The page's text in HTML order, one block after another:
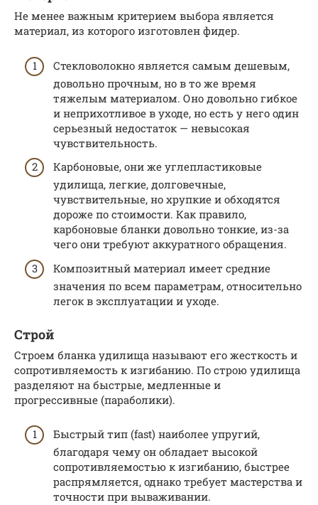
Не менее важным критерием выбора является
материал, из которого изготовлен фидер.
Стекловолокно является самым дешевым,
довольно прочным, но в то же время
тяжелым материалом. Оно довольно гибкое
и неприхотливое в уходе, но есть у него один
серьезный недостаток — невысокая
чувствительность.
Карбоновые, они же углепластиковые
удилища, легкие, долговечные,
чувствительные, но хрупкие и обходятся
дороже по стоимости. Как правило,
карбоновые бланки довольно тонкие, из-за
чего они требуют аккуратного обращения.
Композитный материал имеет средние
значения по всем параметрам, относительно
легок в эксплуатации и уходе.
Строй
Строем бланка удилища называют его жесткость и
сопротивляемость к изгибанию. По строю удилища
разделяют на быстрые, медленные и
прогрессивные (параболики).
Быстрый тип (fast) наиболее упругий,
благодаря чему он обладает высокой
сопротивляемостью к изгибанию, быстрее
распрямляется, однако требует мастерства и
точности при вываживании.